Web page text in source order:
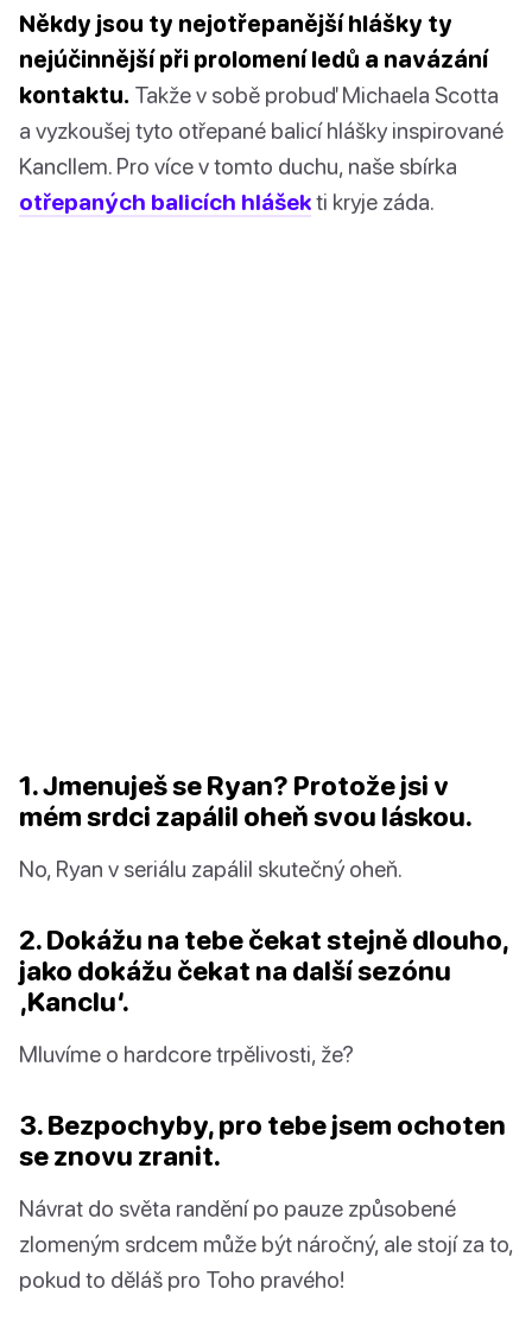
Někdy jsou ty nejotřepanější hlášky ty
nejúčinnější při prolomení ledů a navázání
kontaktu. Takže v sobě probuď Michaela Scotta
a vyzkoušej tyto otřepané balicí hlášky inspirované
Kancllem. Pro více v tomto duchu, naše sbírka
otřepaných balicích hlášekti kryje záda.
1. Jmenuješ se Ryan? Protože jsi v
mém srdci zapálil oheň svou láskou.
No, Ryan v seriálu zapálil skutečný oheň.
2. Dokážu na tebe čekat stejně dlouho,
jako dokážu čekat na další sezónu
‚Kanclu‘.
Mluvíme o hardcore trpělivosti, že?
3. Bezpochyby, pro tebe jsem ochoten
se znovu zranit.
Návrat do světa randění po pauze způsobené
zlomeným srdcem může být náročný, ale stojí za to,
pokud to děláš pro Toho pravého!